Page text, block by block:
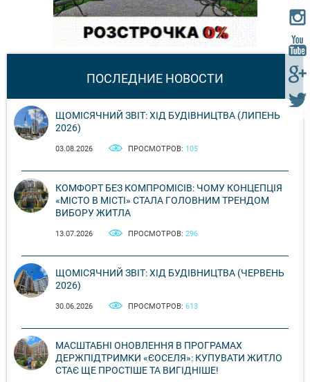
ПОСЛЕДНИЕ НОВОСТИ
ЩОМІСЯЧНИЙ ЗВІТ: ХІД БУДІВНИЦТВА (ЛИПЕНЬ
2026)
03.08.2026 ПРОСМОТРОВ: 105
КОМФОРТ БЕЗ КОМПРОМІСІВ: ЧОМУ КОНЦЕПЦІЯ
«МІСТО В МІСТІ» СТАЛА ГОЛОВНИМ ТРЕНДОМ
ВИБОРУ ЖИТЛА
13.07.2026 ПРОСМОТРОВ: 296
ЩОМІСЯЧНИЙ ЗВІТ: ХІД БУДІВНИЦТВА (ЧЕРВЕНЬ
2026)
30.06.2026 ПРОСМОТРОВ: 613
МАСШТАБНІ ОНОВЛЕННЯ В ПРОГРАМАХ
ДЕРЖПІДТРИМКИ «ЄОСЕЛЯ»: КУПУВАТИ ЖИТЛО
СТАЄ ЩЕ ПРОСТІШЕ ТА ВИГІДНІШЕ!